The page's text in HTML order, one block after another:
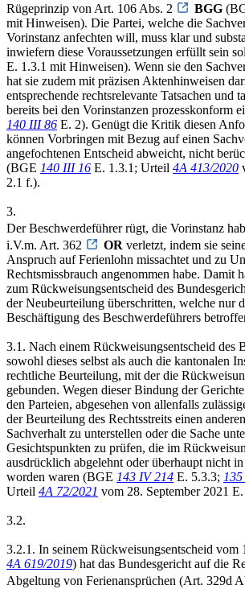
Rügeprinzip von Art. 106 Abs. 2
BGG
mit Hinweisen). Die Partei, welche die
Vorinstanz anfechten will, muss klar und
inwiefern diese Voraussetzungen erfüllt sein
E. 1.3.1 mit Hinweisen). Wenn sie den
hat sie zudem mit präzisen Aktenhinweisen
entsprechende rechtsrelevante Tatsachen und
bereits bei den Vorinstanzen prozesskonform
140 III 86 E. 2). Genügt die Kritik diesen
können Vorbringen mit Bezug auf einen
angefochtenen Entscheid abweicht, nicht
(BGE 140 III 16 E. 1.3.1; Urteil 4A 413/2020
2.1 f.).
3.
Der Beschwerdeführer rügt, die Vorinstanz
i.V.m. Art. 362
OR verletzt, indem sie
Anspruch auf Ferienlohn missachtet und zu
Rechtsmissbrauch angenommen habe. Damit
zum Rückweisungsentscheid des
der Neubeurteilung überschritten, welche nur
Beschäftigung des Beschwerdeführers
3.1. Nach einem Rückweisungsentscheid des
sowohl dieses selbst als auch die kantonalen
rechtliche Beurteilung, mit der die
gebunden. Wegen dieser Bindung der
den Parteien, abgesehen von allenfalls
der Beurteilung des Rechtsstreits einen
Sachverhalt zu unterstellen oder die Sache
Gesichtspunkten zu prüfen, die im
ausdrücklich abgelehnt oder überhaupt nicht
worden waren (BGE 143 IV 214 E. 5.3.3;
Urteil 4A 72/2021 vom 28. September 2021
3.2.
3.2.1. In seinem Rückweisungsentscheid
4A 619/2019) hat das Bundesgericht auf die
Abgeltung von Ferienansprüchen (Art. 329d